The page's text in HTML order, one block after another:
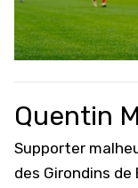
Quentin
Supporter
des Girondins